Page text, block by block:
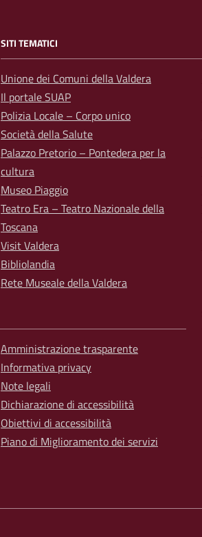
SITI TEMATICI
Unione dei Comuni della Valdera
Il portale SUAP
Polizia Locale – Corpo unico
Società della Salute
Palazzo Pretorio – Pontedera per la
cultura
Museo Piaggio
Teatro Era – Teatro Nazionale della
Toscana
Visit Valdera
Bibliolandia
Rete Museale della Valdera
Amministrazione trasparente
Informativa privacy
Note legali
Dichiarazione di accessibilità
Obiettivi di accessibilità
Piano di Miglioramento dei servizi